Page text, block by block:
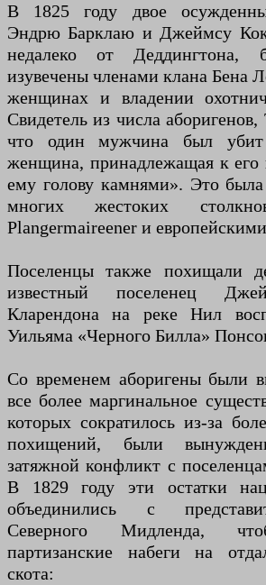
В 1825 году двое
Эндрю Барклаю и Джеймсу
недалеко от
изувечены членами клана Бена
женщинах и владении
Свидетель из числа
что один мужчина был
женщина, принадлежащая к его
ему голову камнями». Это была
многих жестоких
Plangermaireener и
Поселенцы также похищали
известный поселенец
Кларендона на реке Нил
Уильяма «Черного Билла»
Со временем аборигены были
все более маргинальное
которых сократилось из-за
похищений, были
затяжной конфликт с
В 1829 году эти остатки
объединились с
Северного Мидленда,
партизанские набеги на
скота: